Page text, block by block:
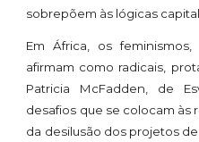
sobrepõem às lógicas
Em África, os
afirmam como radicais,
Patricia McFadden, de
desafios que se colocam às
da desilusão dos projetos